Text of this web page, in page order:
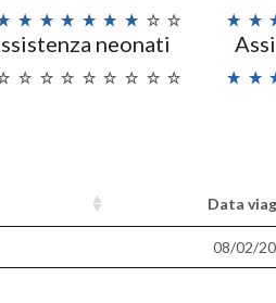
neonati
Data
08/02/